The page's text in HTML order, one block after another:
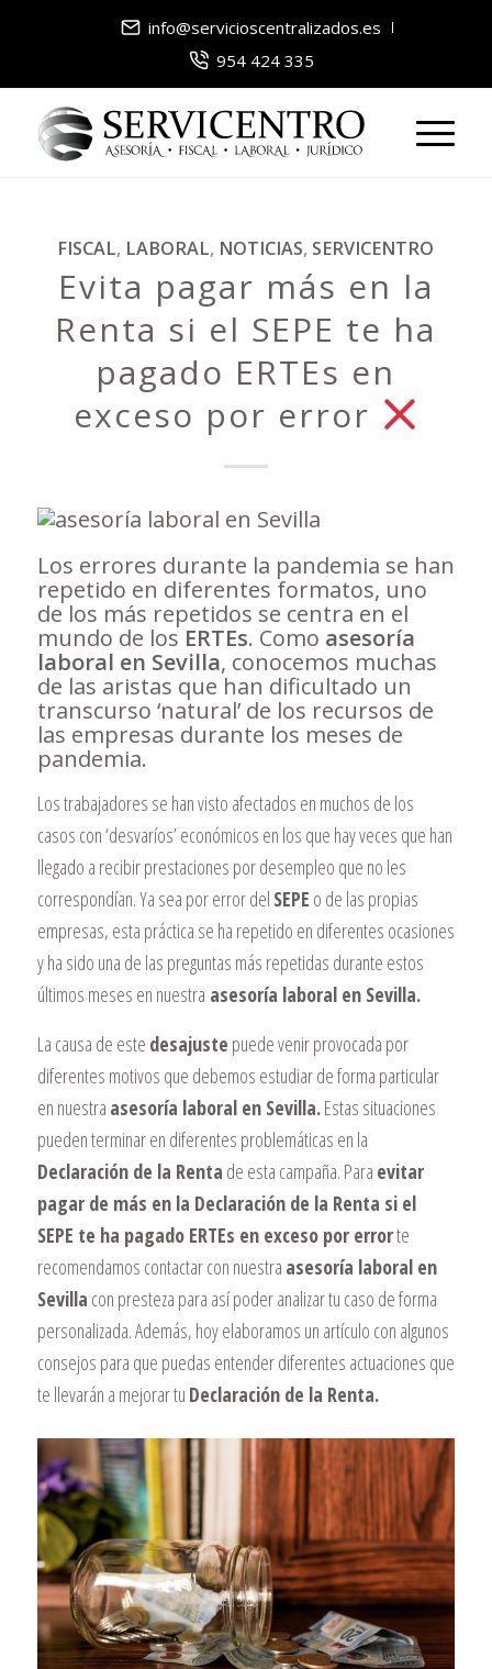
info@servicioscentralizados.es
954 424 335
FISCAL, LABORAL, NOTICIAS, SERVICENTRO
Evita pagar más en la
Renta si el SEPE te ha
pagado ERTEs en
exceso por error
Los errores durante la pandemia se han
repetido en diferentes formatos, uno
de los más repetidos se centra en el
mundo de los ERTEs. Como asesoría
laboral en Sevilla, conocemos muchas
de las aristas que han dificultado un
transcurso ‘natural’ de los recursos de
las empresas durante los meses de
pandemia.
Los trabajadores se han visto afectados en muchos de los
casos con ‘desvaríos’ económicos en los que hay veces que han
llegado a recibir prestaciones por desempleo que no les
correspondían. Ya sea por error del SEPE o de las propias
empresas, esta práctica se ha repetido en diferentes ocasiones
y ha sido una de las preguntas más repetidas durante estos
últimos meses en nuestra asesoría laboral en Sevilla.
La causa de este desajuste puede venir provocada por
diferentes motivos que debemos estudiar de forma particular
en nuestra asesoría laboral en Sevilla.Estas situaciones
pueden terminar en diferentes problemáticas en la
Declaración de la Renta de esta campaña. Para evitar
pagar de más en la Declaración de la Renta si el
SEPE te ha pagado ERTEs en exceso por errorte
recomendamos contactar con nuestra asesoría laboral en
Sevilla con presteza para así poder analizar tu caso de forma
personalizada. Además, hoy elaboramos un artículo con algunos
consejos para que puedas entender diferentes actuaciones que
te llevarán a mejorar tu Declaración de la Renta.